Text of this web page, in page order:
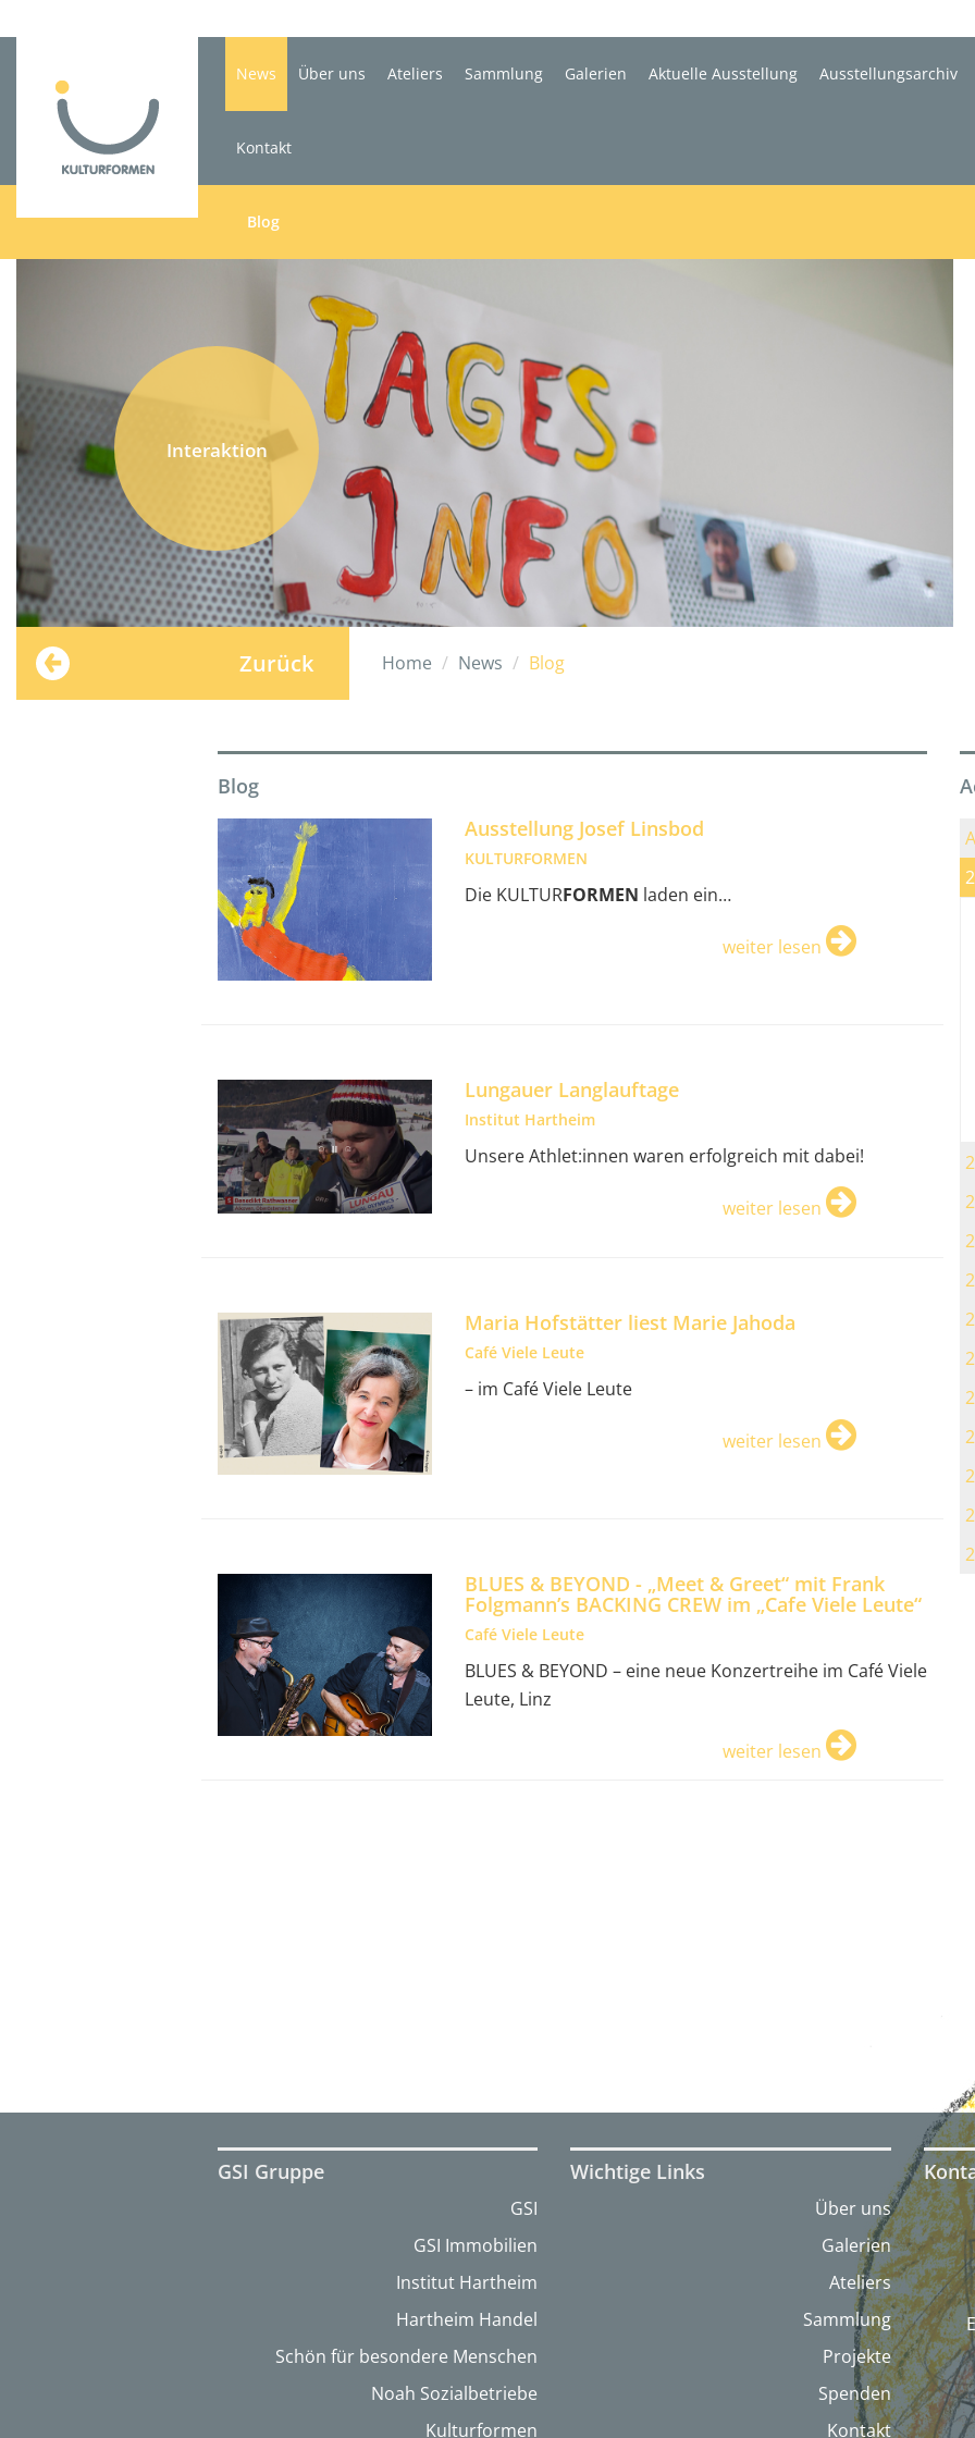
News
Blog
Über uns Ateliers Sammlung Galerien Aktuelle Ausstellung Ausstellungsarchiv
Kontakt
Interaktion
Zurück Home News Blog
Blog
Ausstellung Josef Linsbod
KULTURFORMEN
Die KULTURFORMEN laden ein…
weiter lesen
Lungauer Langlauftage
Institut Hartheim
Unsere Athlet:innen waren erfolgreich mit dabei!
weiter lesen
Maria Hofstätter liest Marie Jahoda
Café Viele Leute
– im Café Viele Leute
weiter lesen
BLUES & BEYOND - „Meet & Greet“ mit Frank
Folgmann’s BACKING CREW im „Cafe Viele Leute“
Café Viele Leute
BLUES & BEYOND – eine neue Konzertreihe im Café Viele
Leute, Linz
weiter lesen
GSI Gruppe
GSI
GSI Immobilien
Institut Hartheim
Hartheim Handel
Schön für besondere Menschen
Noah Sozialbetriebe
Kulturformen
Wichtige Links
Über uns
Galerien
Ateliers
Sammlung
Projekte
Spenden
Kontakt